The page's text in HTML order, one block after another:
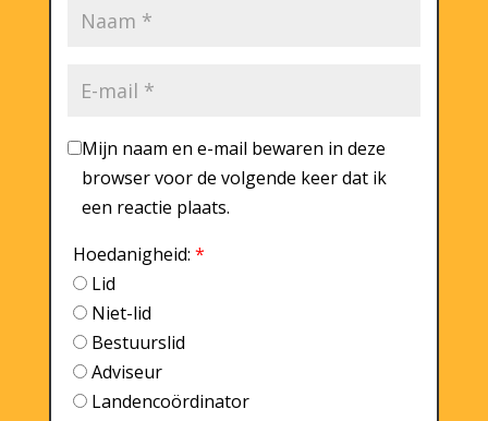
Mijn naam en e-mail bewaren in deze
browser voor de volgende keer dat ik
een reactie plaats.
Hoedanigheid: *
Lid
Niet-lid
Bestuurslid
Adviseur
Landencoördinator